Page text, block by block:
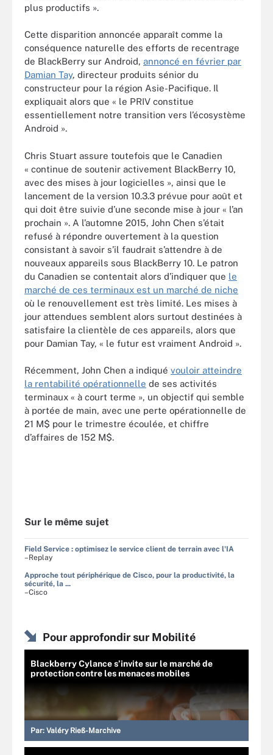
plus productifs ».
Cette disparition annoncée apparaît comme la
conséquence naturelle des efforts de recentrage
de BlackBerry sur Android, annoncé en février par
Damian Tay, directeur produits sénior du
constructeur pour la région Asie-Pacifique. Il
expliquait alors que « le PRIV constitue
essentiellement notre transition vers l’écosystème
Android ».
Chris Stuart assure toutefois que le Canadien
« continue de soutenir activement BlackBerry 10,
avec des mises à jour logicielles », ainsi que le
lancement de la version 10.3.3 prévue pour août et
qui doit être suivie d’une seconde mise à jour « l’an
prochain ». A l’automne 2015, John Chen s’était
refusé à répondre ouvertement à la question
consistant à savoir s’il faudrait s’attendre à de
nouveaux appareils sous BlackBerry 10. Le patron
du Canadien se contentait alors d’indiquer que le
marché de ces terminaux est un marché de niche
où le renouvellement est très limité. Les mises à
jour attendues semblent alors surtout destinées à
satisfaire la clientèle de ces appareils, alors que
pour Damian Tay, « le futur est vraiment Android ».
Récemment, John Chen a indiqué vouloir atteindre
la rentabilité opérationnelle de ses activités
terminaux « à court terme », un objectif qui semble
à portée de main, avec une perte opérationnelle de
21 M$ pour le trimestre écoulée, et chiffre
d’affaires de 152 M$.
Sur le même sujet
Field Service : optimisez le service client de terrain avec l'IA
–Replay
Approche tout périphérique de Cisco, pour la productivité, la
sécurité, la ...
–Cisco
Pour approfondir sur Mobilité
Blackberry Cylance s’invite sur le marché de
protection contre les menaces mobiles
Par: Valéry Rieß-Marchive